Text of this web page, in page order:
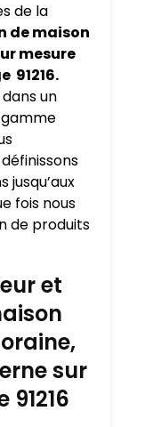
de la
de maison
mesure
91216.
un
jusqu’aux
fois nous
de produits
et
sur